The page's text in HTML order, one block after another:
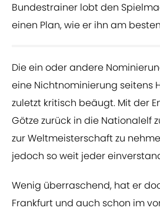
Bundestrainer lobt den
einen Plan, wie er ihn am
Die ein oder andere
eine Nichtnominierung seitens
zuletzt kritisch beäugt. Mit der
Götze zurück in die Nationalelf
zur Weltmeisterschaft zu
jedoch so weit jeder
Wenig überraschend, hat er
Frankfurt und auch schon im